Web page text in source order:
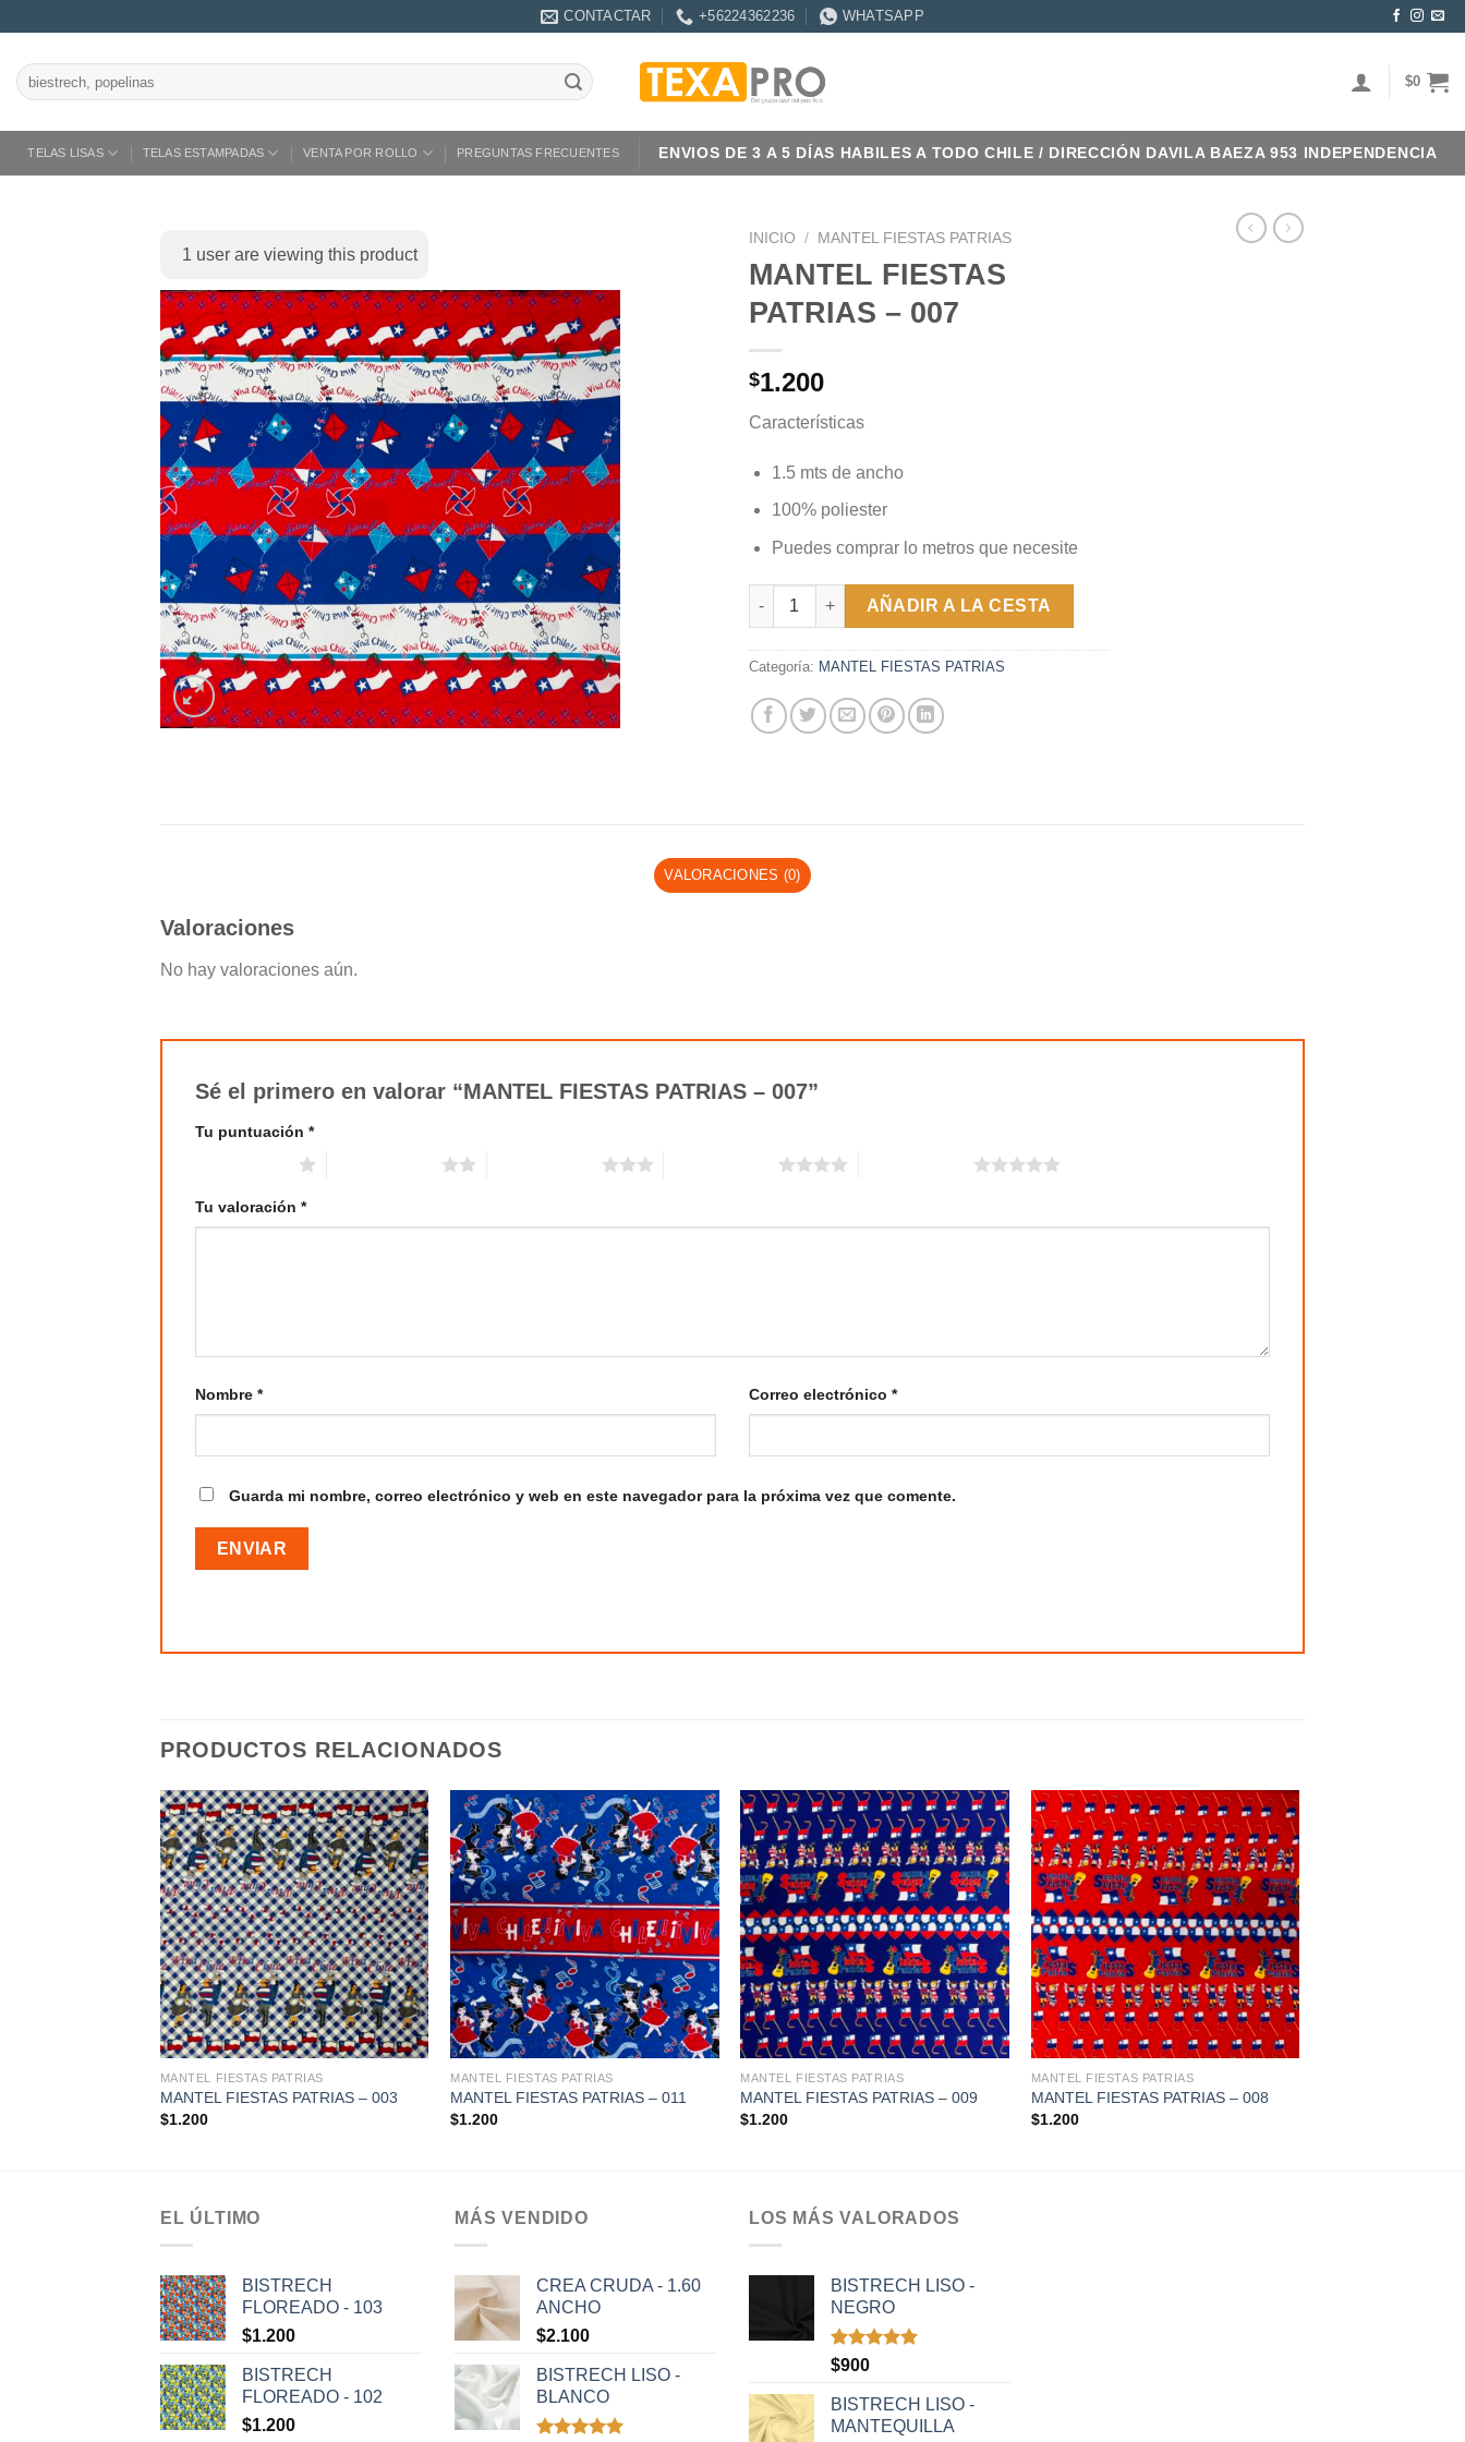
contenido
CONTACTAR +56224362236 WHATSAPP
Buscar
por:
$0
TELAS LISAS TELAS ESTAMPADAS VENTA POR ROLLO PREGUNTAS FRECUENTES ENVIOS DE 3 A 5 DÍAS HABILES A TODO CHILE / DIRECCIÓN DAVILA BAEZA 953 INDEPENDENCIA
1 user are viewing this product
INICIO / MANTEL FIESTAS PATRIAS
MANTEL FIESTAS
PATRIAS – 007
$1.200
Características
1.5 mts de ancho
100% poliester
Puedes comprar lo metros que necesite
MANTEL FIESTAS PATRIAS - 007 cantidad
AÑADIR A LA CESTA
Categoría: MANTEL FIESTAS PATRIAS
VALORACIONES (0)
Valoraciones
No hay valoraciones aún.
Sé el primero en valorar “MANTEL FIESTAS PATRIAS – 007”
Tu puntuación *
Tu valoración *
Nombre * Correo electrónico *
Guarda mi nombre, correo electrónico y web en este navegador para la próxima vez que comente.
PRODUCTOS RELACIONADOS
+
MANTEL FIESTAS PATRIAS
MANTEL FIESTAS PATRIAS – 003
$1.200
+
MANTEL FIESTAS PATRIAS
MANTEL FIESTAS PATRIAS – 011
$1.200
+
MANTEL FIESTAS PATRIAS
MANTEL FIESTAS PATRIAS – 009
$1.200
+
MANTEL FIESTAS PATRIAS
MANTEL FIESTAS PATRIAS – 008
$1.200
EL ÚLTIMO
BISTRECH
FLOREADO - 103
$1.200
BISTRECH
FLOREADO - 102
$1.200
MÁS VENDIDO
CREA CRUDA - 1.60
ANCHO
$2.100
BISTRECH LISO -
BLANCO
LOS MÁS VALORADOS
BISTRECH LISO -
NEGRO
Valorado
de 5
$900
BISTRECH LISO -
MANTEQUILLA